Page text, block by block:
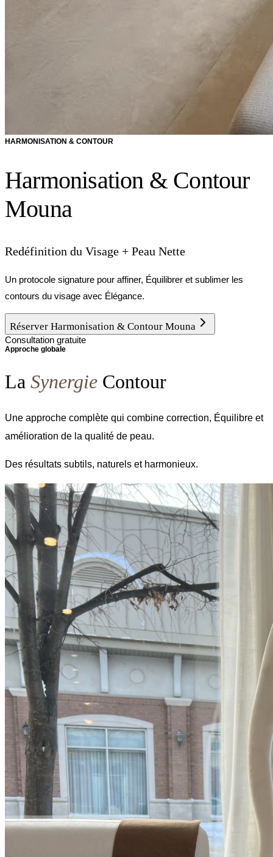
HARMONISATION & CONTOUR
Harmonisation & Contour
Mouna
Redéfinition du Visage + Peau Nette
Un protocole signature pour affiner, Équilibrer et sublimer les
contours du visage avec Élégance.
Réserver Harmonisation & Contour Mouna
Consultation gratuite
Approche globale
La Synergie Contour
Une approche complète qui combine correction, Équilibre et
amélioration de la qualité de peau.
Des résultats subtils, naturels et harmonieux.